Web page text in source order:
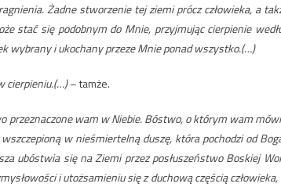
Żadne stworzenie tej ziemi prócz człowieka, a
stać się podobnym do Mnie, przyjmując cierpienie
wybrany i ukochany przeze Mnie ponad wszystko.(…)
cierpieniu.(…)– tamże.
przeznaczone wam w Niebie. Bóstwo, o którym wam
w nieśmiertelną duszę, która pochodzi od
ubóstwia się na Ziemi przez posłuszeństwo Boskiej
i utożsamieniu się z duchową częścią